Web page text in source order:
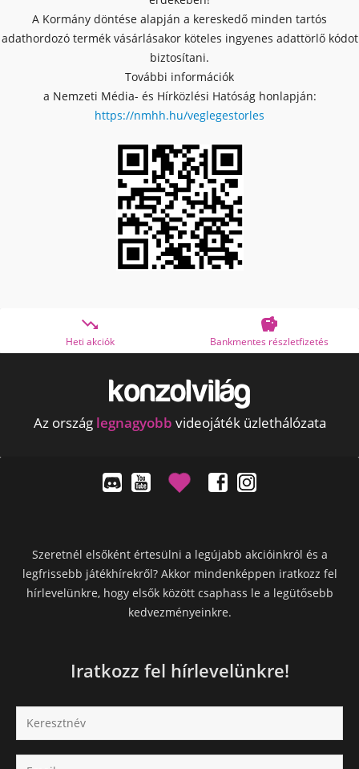
A Kormány döntése alapján a kereskedő minden tartós
adathordozó termék vásárlásakor köteles ingyenes adattörlő kódot
biztosítani.
További információk
a Nemzeti Média- és Hírközlési Hatóság honlapján:
https://nmhh.hu/veglegestorles
Bankmentes részletfizetés OTP Online
Az ország legnagyobb videojáték üzlethálózata
Szeretnél elsőként értesülni a legújabb akcióinkról és a
legfrissebb játékhírekről? Akkor mindenképpen iratkozz fel
hírlevelünkre, hogy elsők között csaphass le a legütősebb
kedvezményeinkre.
Iratkozz fel hírlevelünkre!